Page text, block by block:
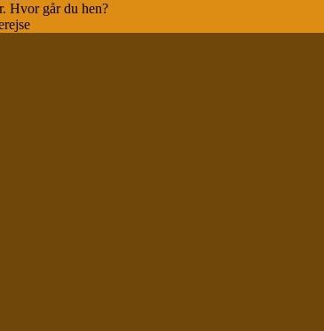
Hvor går du hen?